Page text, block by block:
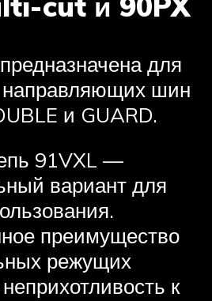
для
направляющих шин
и GUARD.
91VXL —
вариант для
преимущество
режущих
к